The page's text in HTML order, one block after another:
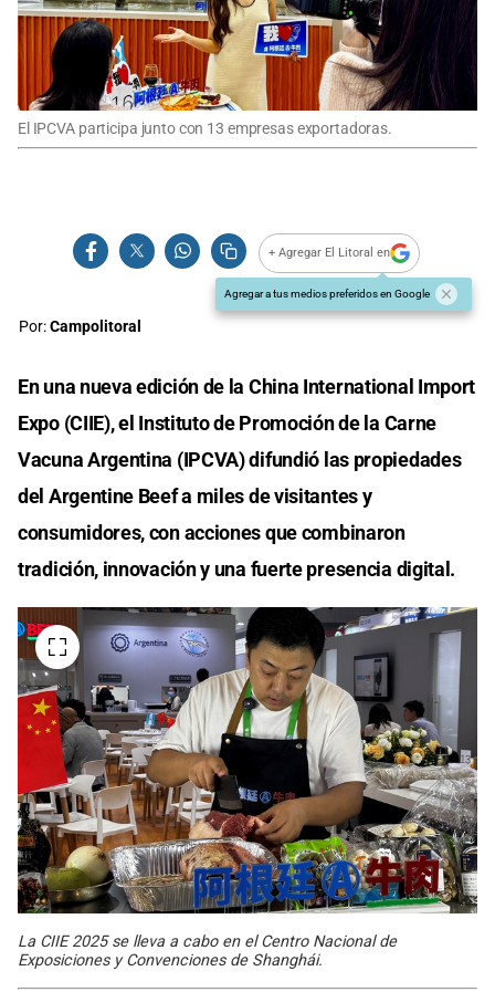
El IPCVA participa junto con 13 empresas exportadoras.
+ Agregar El Litoral en
Agregar a tus medios preferidos en Google
Por:Campolitoral
En una nueva edición de la China International Import
Expo (CIIE), el Instituto de Promoción de la Carne
Vacuna Argentina (IPCVA) difundió las propiedades
del Argentine Beef a miles de visitantes y
consumidores, con acciones que combinaron
tradición, innovación y una fuerte presencia digital.
La CIIE 2025 se lleva a cabo en el Centro Nacional de
Exposiciones y Convenciones de Shanghái.